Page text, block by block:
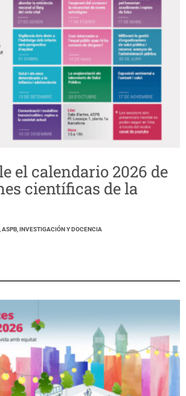
el calendario 2026 de
científicas de la
ASPB, INVESTIGACIÓN Y DOCENCIA